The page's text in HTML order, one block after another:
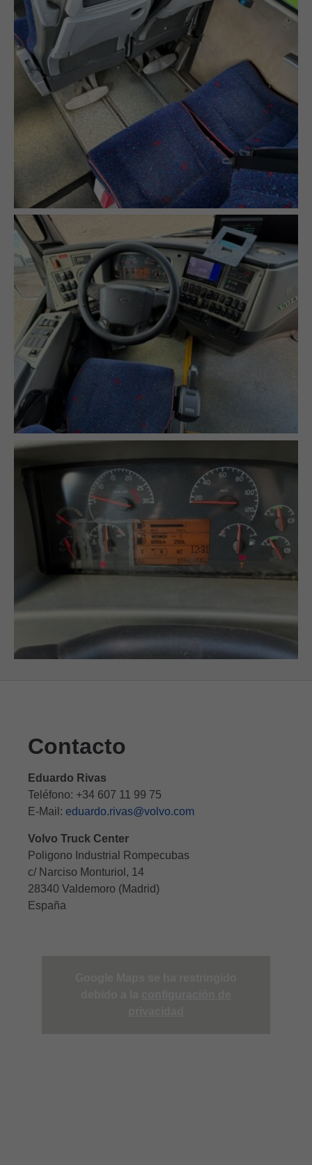
Contacto
Eduardo Rivas
Teléfono: +34 607 11 99 75
E-Mail:eduardo.rivas@volvo.com
Volvo Truck Center
Poligono Industrial Rompecubas
c/ Narciso Monturiol, 14
28340 Valdemoro (Madrid)
España